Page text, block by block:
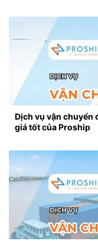
Dịch vụ vận chuyển
giá tốt của Proship